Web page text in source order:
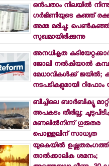
ഒന്‍പതാം നിലയില്‍
ഗര്‍ഭിണിയുടെ കുഞ്ഞ്
അമ്മ മരിച്ചു; പെണ്‍കുഞ്ഞ്
സുഖമായിരിക്കുന്നു
അനധികൃത
ജോലി നല്‍കിയാല്‍
മേധാവികള്‍ക്ക് ജയില്‍;
നടപടികളുമായി
ബീച്ചിലെ ബാര്‍ബിക്യൂ
അപകടം തീരില്ല;
മണലില്‍നിന്ന് ഗുരുതര
പൊള്ളലിന് സാധ്യത
യുകെയില്‍
താല്‍ക്കാലിക ശമനം;